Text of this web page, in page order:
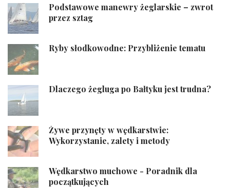
Podstawowe manewry żeglarskie – zwrot
przez sztag
Ryby słodkowodne: Przybliżenie tematu
Dlaczego żegluga po Bałtyku jest trudna?
Żywe przynęty w wędkarstwie:
Wykorzystanie, zalety i metody
Wędkarstwo muchowe - Poradnik dla
początkujących